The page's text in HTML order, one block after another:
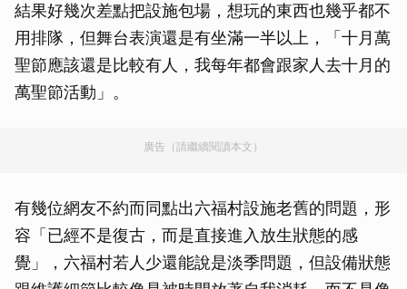
結果好幾次差點把設施包場，想玩的東西也幾乎都不
用排隊，但舞台表演還是有坐滿一半以上，「十月萬
聖節應該還是比較有人，我每年都會跟家人去十月的
萬聖節活動」。
廣告（請繼續閱讀本文）
有幾位網友不約而同點出六福村設施老舊的問題，形
容「已經不是復古，而是直接進入放生狀態的感
覺」，六福村若人少還能說是淡季問題，但設備狀態